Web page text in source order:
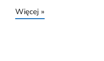
Więcej »